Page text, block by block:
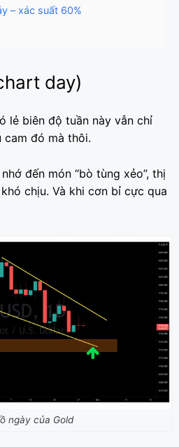
– xác suất 60%
day)
lẻ biên độ tuần này vẫn chỉ
cam đó mà thôi.
đến món “bò tùng xẻo”, thị
chịu. Và khi cơn bỉ cực qua
ngày của Gold